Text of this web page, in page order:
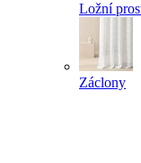
Ložní
Záclony